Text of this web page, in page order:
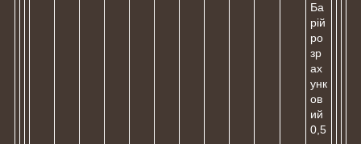
Ба
рій
ро
зр
ах
унк
ов
ий
0,5